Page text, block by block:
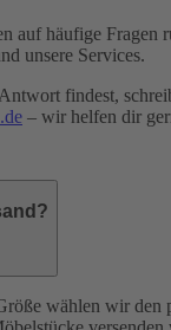
auf häufige Fragen
unsere Services.
findest,
– wir helfen dir
wählen wir den